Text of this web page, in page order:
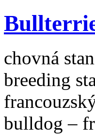
chovná
breeding
bulldog –